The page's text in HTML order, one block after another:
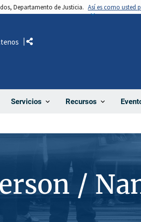
Departamento de Justicia. Así es como usted
Servicios Recursos
Comparte
/